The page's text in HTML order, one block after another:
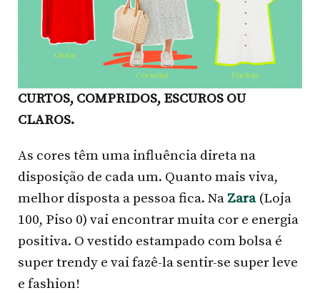
CURTOS, COMPRIDOS, ESCUROS OU
CLAROS.
As cores têm uma influência direta na
disposição de cada um. Quanto mais viva,
melhor disposta a pessoa fica. Na Zara(Loja
100, Piso 0) vai encontrar muita cor e energia
positiva. O vestido estampado com bolsa é
super trendy e vai fazê-la sentir-se super leve
e fashion!